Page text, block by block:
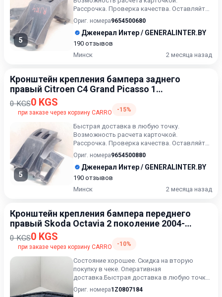
5
Рассрочка. Проверка качества. Оставляйте
сообщения ( или выбранный артикул) в...
Ориг. номера9654500680
Дженерал Интер / GENERALINTER.BY
190 отзывов
Минск
2 месяца назад
Кронштейн крепления бампера заднего
правый Citroen C4 Grand Picasso 1
поколение 2006-2013
0 KGS0 KGS
при заказе через корзину CARRO -15%
5
Быстрая доставка в любую точку.
Возможность расчета карточкой.
Рассрочка. Проверка качества. Оставляйте
сообщения ( или выбранный артикул) в...
Ориг. номера9654500880
Дженерал Интер / GENERALINTER.BY
190 отзывов
Минск
2 месяца назад
Кронштейн крепления бампера переднего
правый Skoda Octavia 2 поколение 2004-
2009
0 KGS0 KGS
при заказе через корзину CARRO -10%
Состояние хорошее. Скидка на вторую
покупку в чеке. Оперативная
доставка.Быстрая доставка в любую точку.
Возможность расчета карточкой. Расс...
Ориг. номера1Z0807184